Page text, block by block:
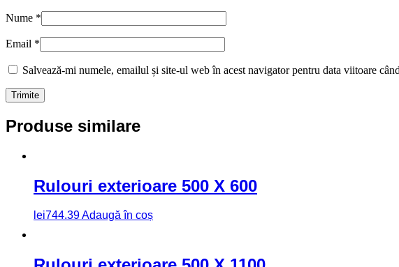
Nume *
Email *
Salvează-mi numele, emailul și site-ul web în acest navigator pentru data viitoare
Produse similare
Rulouri exterioare 500 X 600
lei744.39Adaugă în coș